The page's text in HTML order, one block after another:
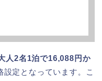
人2名1泊で16,088円か
設定となっています。こ